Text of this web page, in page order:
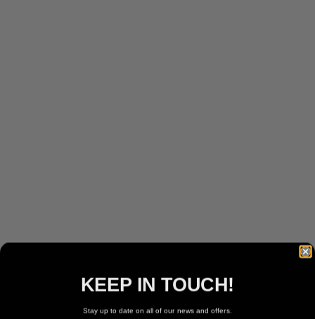
SCHWARZ
KEEP IN TOUCH!
Stay up to date on all of our news and offers.